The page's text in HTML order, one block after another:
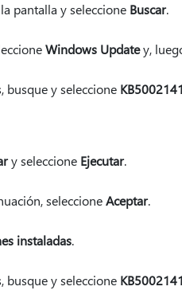
pantalla y seleccione Buscar.
Windows Updatey,
busque y seleccione KB5002141
y seleccione Ejecutar.
seleccioneAceptar.
instaladas.
busque y seleccione KB5002141